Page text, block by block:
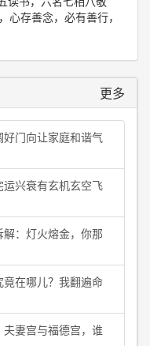
存善念，必有善行，
更多
好门向让家庭和谐气
运兴衰有玄机玄空飞
解：灯火熔金，你那
竟在哪儿？我翻遍命
夫妻宫与福德宫，谁